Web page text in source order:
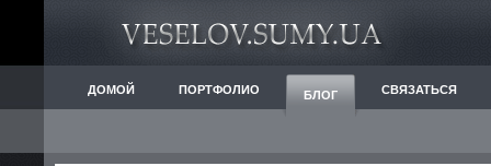
ДОМОЙ ПОРТФОЛИО БЛОГ СВЯЗАТЬСЯ